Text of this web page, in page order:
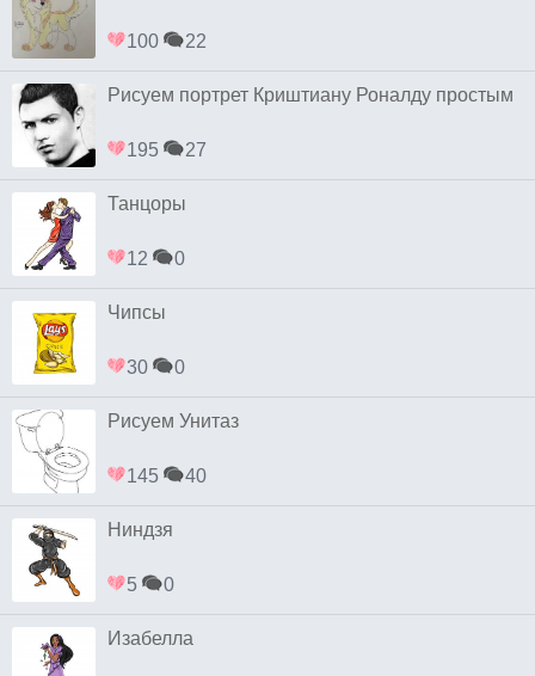
100 22
Рисуем портрет Криштиану Роналду простым
195 27
Танцоры
12 0
Чипсы
30 0
Рисуем Унитаз
145 40
Ниндзя
5 0
Изабелла